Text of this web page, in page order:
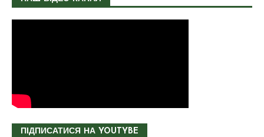
ПІДПИСАТИСЯ НА YOUTYBE